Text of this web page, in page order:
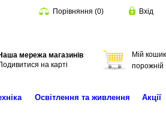
Порівняння (0) Вхід
мережа магазинів
на карті
Мій кошик
порожній
Освітлення та живлення Акції